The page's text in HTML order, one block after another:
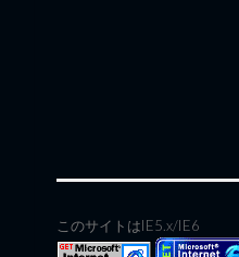
このサイトはIE5.x/IE6